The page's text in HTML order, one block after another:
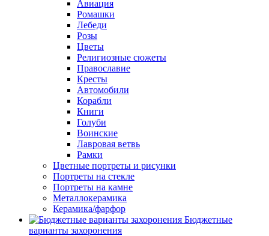
Авиация
Ромашки
Лебеди
Розы
Цветы
Религиозные сюжеты
Православие
Кресты
Автомобили
Корабли
Книги
Голуби
Воинские
Лавровая ветвь
Рамки
Цветные портреты и рисунки
Портреты на стекле
Портреты на камне
Металлокерамика
Керамика/фарфор
Бюджетные
варианты захоронения